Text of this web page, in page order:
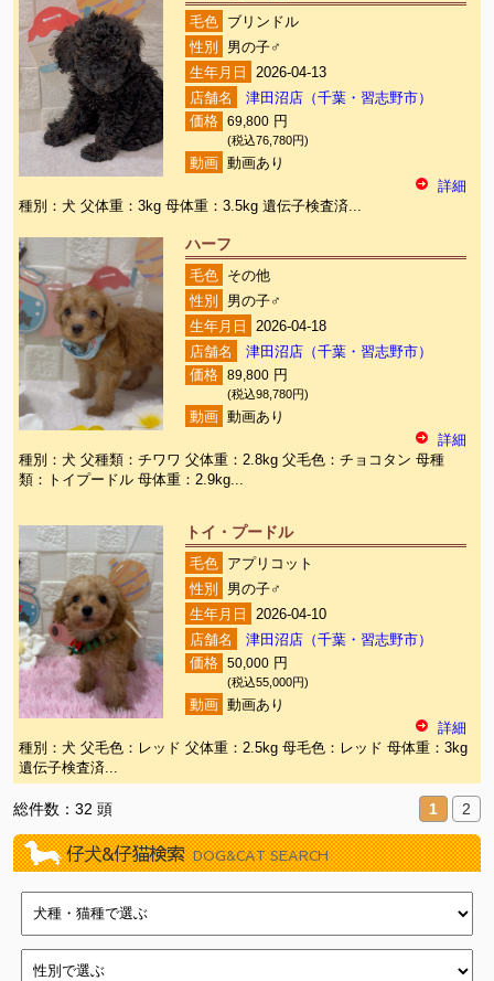
毛色
ブリンドル
性別
男の子♂
生年月日
2026-04-13
店舗名
津田沼店（千葉・習志野市）
価格 69,800 円
(税込76,780円)
動画
動画あり
詳細
種別：犬 父体重：3kg 母体重：3.5kg 遺伝子検査済...
ハーフ
毛色
その他
性別
男の子♂
生年月日
2026-04-18
店舗名
津田沼店（千葉・習志野市）
価格 89,800 円
(税込98,780円)
動画
動画あり
詳細
種別：犬 父種類：チワワ 父体重：2.8kg 父毛色：チョコタン 母種
類：トイプードル 母体重：2.9kg...
トイ・プードル
毛色
アプリコット
性別
男の子♂
生年月日
2026-04-10
店舗名
津田沼店（千葉・習志野市）
価格 50,000 円
(税込55,000円)
動画
動画あり
詳細
種別：犬 父毛色：レッド 父体重：2.5kg 母毛色：レッド 母体重：3kg
遺伝子検査済...
総件数：32 頭 1 2
仔犬&仔猫検索 DOG&CAT SEARCH